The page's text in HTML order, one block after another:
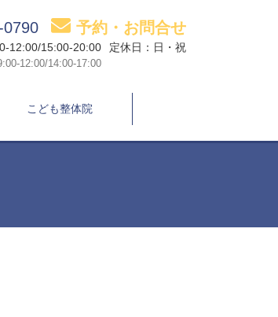
0790 予約・お問合せ
12:00/15:00-20:00
12:00/14:00-17:00
定休日：日・祝
こども整体院